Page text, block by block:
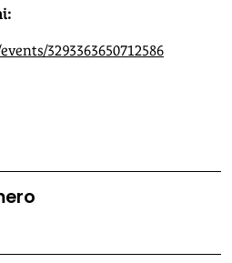
3293363650712586